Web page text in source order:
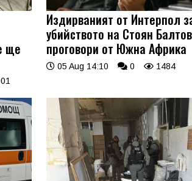
ще
Издирваният от Интерпол
убийството на Стоян Балтов
проговори от Южна Африка
05 Aug 14:10 0 1484